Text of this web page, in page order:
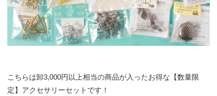
こちらは卸3,000円以上相当の商品が入ったお得な【数量限
定】アクセサリーセットです！